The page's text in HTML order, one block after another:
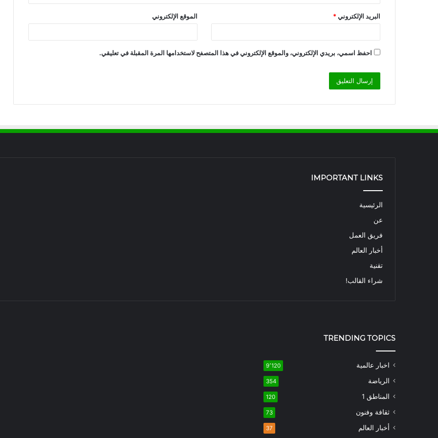
البريد الإلكتروني* الموقع الإلكتروني
احفظ اسمي، بريدي الإلكتروني، والموقع الإلكتروني في هذا المتصفح لاستخدامها المرة المقبلة في تعليقي.
IMPORTANT LINKS
الرئيسية
عن
فريق العمل
أخبار العالم
تقنية
شراء القالب!
TRENDING TOPICS
اخبار عالمية 9٬120
الرياضة 354
المناطق 1 120
ثقافة وفنون 73
أخبار العالم 37